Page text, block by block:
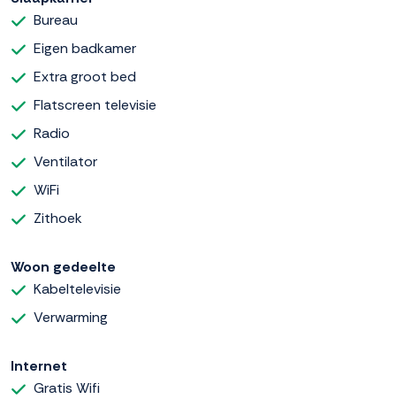
Bureau
Eigen badkamer
Extra groot bed
Flatscreen televisie
Radio
Ventilator
WiFi
Zithoek
Woon gedeelte
Kabeltelevisie
Verwarming
Internet
Gratis Wifi